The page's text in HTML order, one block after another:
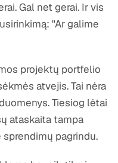
Gal net gerai. Ir vis
"Ar galime
projektų portfelio
atvejis. Tai nėra
Tiesiog lėtai
ataskaita tampa
pagrindu.